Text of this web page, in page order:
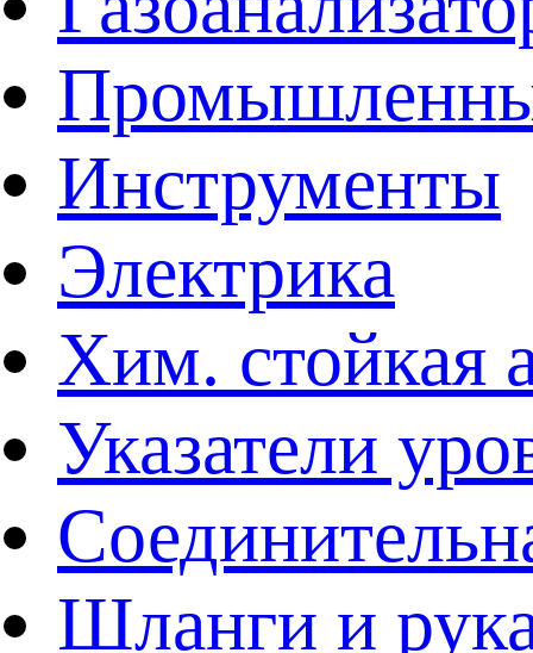
Инструменты
Электрика
Хим. стойкая
Указатели
Шланги и